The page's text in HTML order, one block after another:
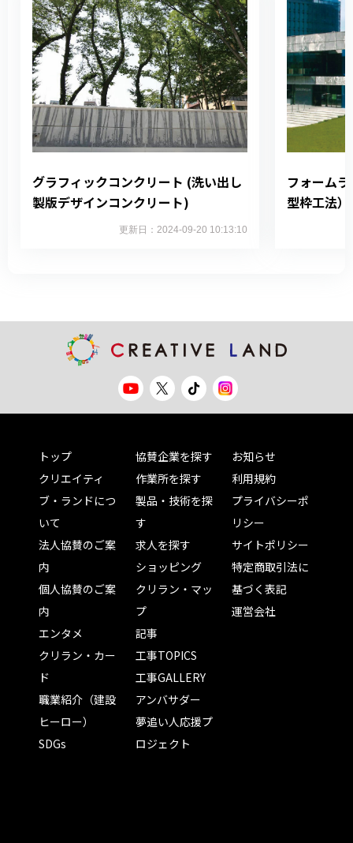
グラフィックコンクリート (洗い出し
製版デザインコンクリート)
更新日：2024-09-20 10:13:10
フォーム
型枠工法）
トップ
クリエイティ
ブ・ランドにつ
いて
法人協賛のご案
内
個人協賛のご案
内
エンタメ
クリラン・カー
ド
職業紹介（建設
ヒーロー）
SDGs
協賛企業を探す
作業所を探す
製品・技術を探
す
求人を探す
ショッピング
クリラン・マッ
プ
記事
工事TOPICS
工事GALLERY
アンバサダー
夢追い人応援プ
ロジェクト
お知らせ
利用規約
プライバシーポ
リシー
サイトポリシー
特定商取引法に
基づく表記
運営会社